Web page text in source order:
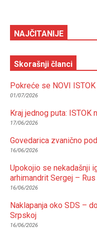
NAJČITANIJE
Skorašnji članci
Pokreće se NOVI
01/07/2026
Kraj jednog puta: ISTOK
17/06/2026
Govedarica zvanično
16/06/2026
Upokojio se nekadašnji
arhimandrit Sergej –
16/06/2026
Naklapanja oko SDS –
Srpskoj
16/06/2026